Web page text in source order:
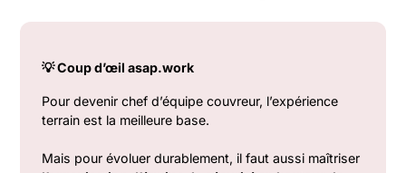
💡 Coup d’œil asap.work
Pour devenir chef d’équipe couvreur, l’expérience
terrain est la meilleure base.
Mais pour évoluer durablement, il faut aussi maîtriser